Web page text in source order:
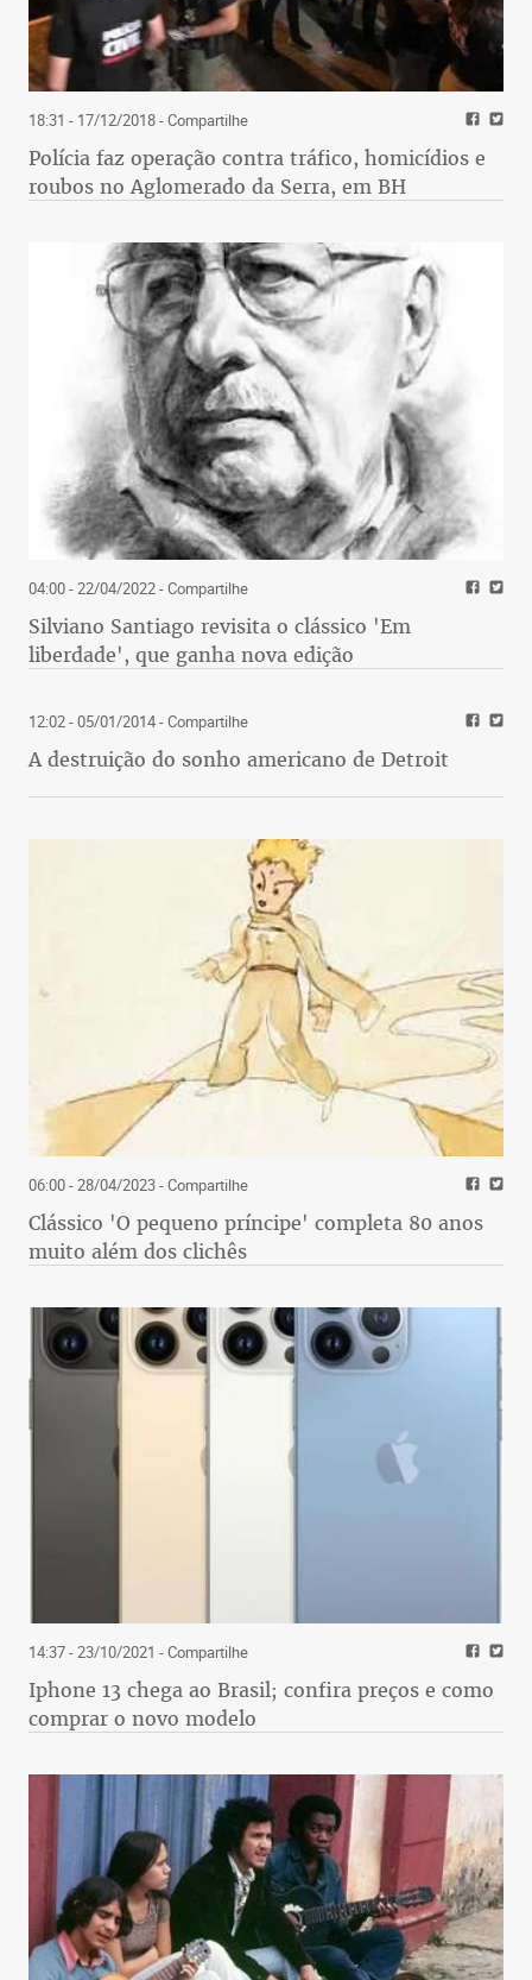
18:31 - 17/12/2018- Compartilhe
Polícia faz operação contra tráfico, homicídios e
roubos no Aglomerado da Serra, em BH
04:00 - 22/04/2022- Compartilhe
Silviano Santiago revisita o clássico 'Em
liberdade', que ganha nova edição
12:02 - 05/01/2014- Compartilhe
A destruição do sonho americano de Detroit
06:00 - 28/04/2023- Compartilhe
Clássico 'O pequeno príncipe' completa 80 anos
muito além dos clichês
14:37 - 23/10/2021 - Compartilhe
Iphone 13 chega ao Brasil; confira preços e como
comprar o novo modelo